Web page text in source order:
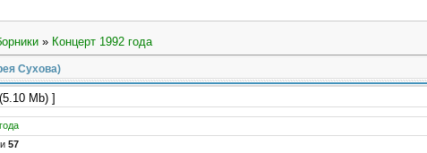
» Концерт 1992 года
Сухова)
Mb) ]
57